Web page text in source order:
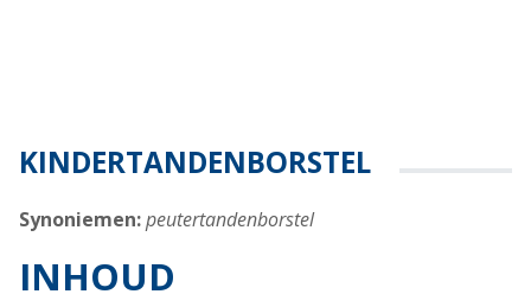
KINDERTANDENBORSTEL
Synoniemen:peutertandenborstel
INHOUD